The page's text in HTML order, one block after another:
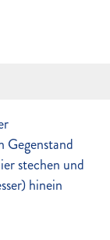
Gegenstand
stechen und
hinein